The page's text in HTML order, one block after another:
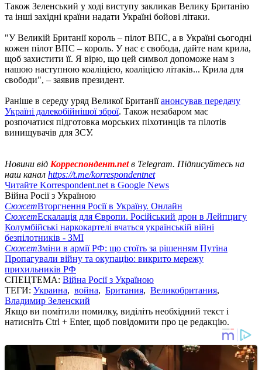
Також Зеленський у ході виступу закликав Велику Британію
та інші західні країни надати Україні бойові літаки.
"У Великій Британії король – пілот ВПС, а в Україні сьогодні
кожен пілот ВПС – король. У нас є свобода, дайте нам крила,
щоб захистити її. Я вірю, що цей символ допоможе нам з
нашою наступною коаліцією, коаліцією літаків... Крила для
свободи", – заявив президент.
Раніше в середу уряд Великої Британіїанонсував передачу
Україні далекобійнішої зброї. Також незабаром має
розпочатися підготовка морських піхотинців та пілотів
винищувачів для ЗСУ.
Новини від Корреспондент.netв Telegram. Підписуйтесь на
наш канал https://t.me/korrespondentnet
Читайте Korrespondent.net в Google News
Війна Росії з Україною
СюжетВторгнення Росії в Україну. Онлайн
СюжетЕскалація для Європи. Російський дрон в Лейпцигу
Колумбійські наркокартелі вчаться українській війні
безпілотників - ЗМІ
СюжетЗміни в армії РФ: що стоїть за рішенням Путіна
Пропагували війну та окупацію: викрито мережу
прихильників РФ
СПЕЦТЕМА: Війна Росії з Україною
ТЕГИ: Украина, война, Британия, Великобритания,
Владимир Зеленский
Якщо ви помітили помилку, виділіть необхідний текст і
натисніть Ctrl + Enter, щоб повідомити про це редакцію.